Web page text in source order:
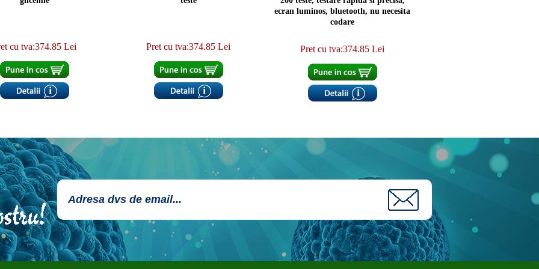
cu tva:374.85 Lei Pret cu tva:374.85 Lei
ecran luminos, bluetooth, nu necesita
codare
Pret cu tva:374.85 Lei